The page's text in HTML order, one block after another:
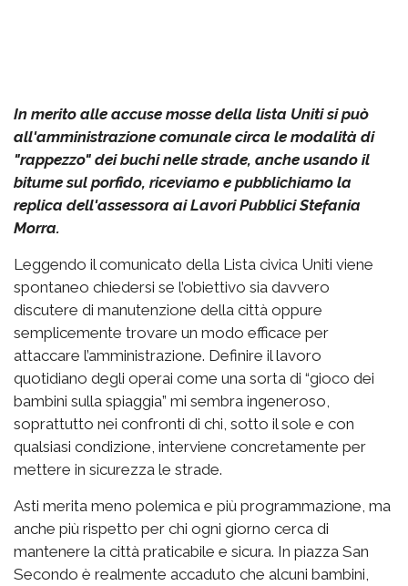
In merito alle accuse mosse della lista Uniti si può
all'amministrazione comunale circa le modalità di
"rappezzo" dei buchi nelle strade, anche usando il
bitume sul porfido, riceviamo e pubblichiamo la
replica dell'assessora ai Lavori Pubblici Stefania
Morra.
Leggendo il comunicato della Lista civica Uniti viene
spontaneo chiedersi se l’obiettivo sia davvero
discutere di manutenzione della città oppure
semplicemente trovare un modo efficace per
attaccare l’amministrazione. Definire il lavoro
quotidiano degli operai come una sorta di “gioco dei
bambini sulla spiaggia” mi sembra ingeneroso,
soprattutto nei confronti di chi, sotto il sole e con
qualsiasi condizione, interviene concretamente per
mettere in sicurezza le strade.
Asti merita meno polemica e più programmazione, ma
anche più rispetto per chi ogni giorno cerca di
mantenere la città praticabile e sicura. In piazza San
Secondo è realmente accaduto che alcuni bambini,